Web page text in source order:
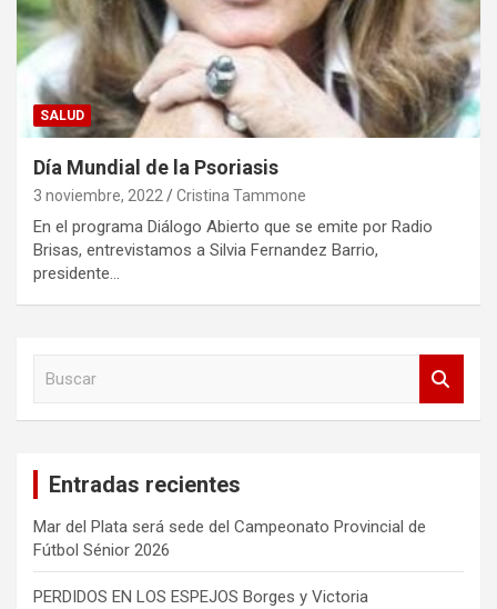
SALUD
Día Mundial de la Psoriasis
3 noviembre, 2022 Cristina Tammone
En el programa Diálogo Abierto que se emite por Radio
Brisas, entrevistamos a Silvia Fernandez Barrio,
presidente…
Entradas recientes
Mar del Plata será sede del Campeonato Provincial de
Fútbol Sénior 2026
PERDIDOS EN LOS ESPEJOS Borges y Victoria